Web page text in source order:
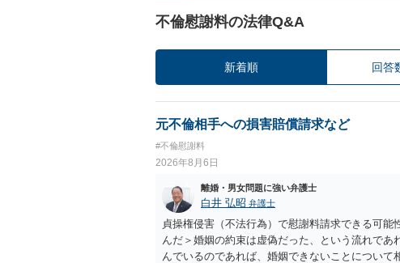
不倫慰謝料の法律Q&A
新着順 回答
元不倫相手への損害賠償請求など
#不倫慰謝料
2026年8月6日
離婚・男女問題に強い弁護士
白井 弘昭 弁護士
貞操権侵害（不法行為）で慰謝料請求できる可
んだ＞婚姻の約束は虚偽だった、という流れで
んでいるのであれば、婚姻できないことについ